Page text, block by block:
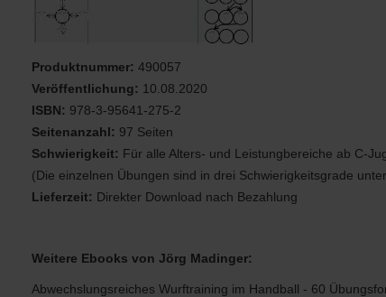
Produktnummer: 490057
Veröffentlichung: 10.08.2020
ISBN: 978-3-95641-275-2
Seitenanzahl: 97 Seiten
Schwierigkeit: Für alle Alters- und Leistungbereiche ab C-
(Die einzelnen Übungen sind in drei Schwierigkeitsgrade
Lieferzeit: Direkter Download nach Bezahlung
Weitere Ebooks von Jörg Madinger:
Abwechslungsreiches Wurftraining im Handball - 60